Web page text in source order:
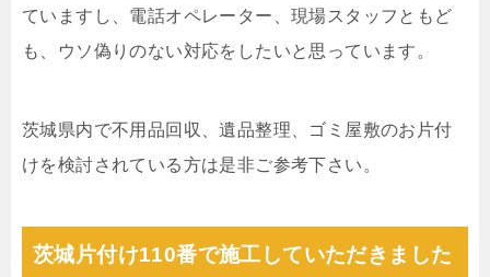
ていますし、電話オペレーター、現場スタッフともど
も、ウソ偽りのない対応をしたいと思っています。
茨城県内で不用品回収、遺品整理、ゴミ屋敷のお片付
けを検討されている方は是非ご参考下さい。
茨城片付け110番で施工していただきました